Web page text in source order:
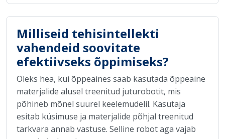
Milliseid tehisintellekti
vahendeid soovitate
efektiivseks õppimiseks?
Oleks hea, kui õppeaines saab kasutada õppeaine
materjalide alusel treenitud juturobotit, mis
põhineb mõnel suurel keelemudelil. Kasutaja
esitab küsimuse ja materjalide põhjal treenitud
tarkvara annab vastuse. Selline robot aga vajab